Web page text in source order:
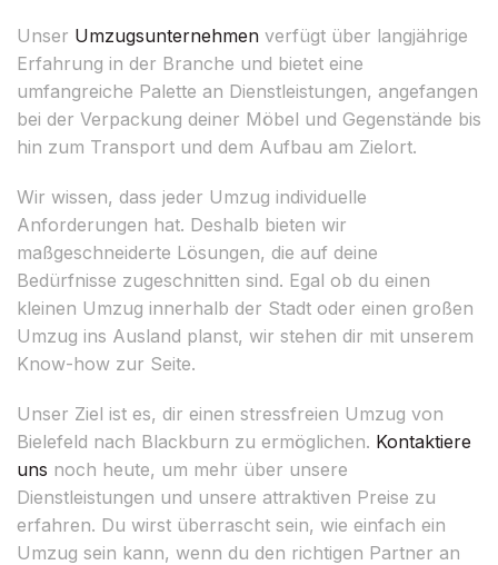
Unser Umzugsunternehmen verfügt über langjährige
Erfahrung in der Branche und bietet eine
umfangreiche Palette an Dienstleistungen, angefangen
bei der Verpackung deiner Möbel und Gegenstände bis
hin zum Transport und dem Aufbau am Zielort.
Wir wissen, dass jeder Umzug individuelle
Anforderungen hat. Deshalb bieten wir
maßgeschneiderte Lösungen, die auf deine
Bedürfnisse zugeschnitten sind. Egal ob du einen
kleinen Umzug innerhalb der Stadt oder einen großen
Umzug ins Ausland planst, wir stehen dir mit unserem
Know-how zur Seite.
Unser Ziel ist es, dir einen stressfreien Umzug von
Bielefeld nach Blackburn zu ermöglichen. Kontaktiere
uns noch heute, um mehr über unsere
Dienstleistungen und unsere attraktiven Preise zu
erfahren. Du wirst überrascht sein, wie einfach ein
Umzug sein kann, wenn du den richtigen Partner an